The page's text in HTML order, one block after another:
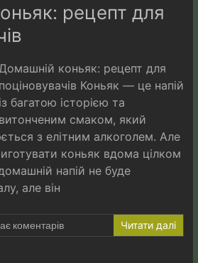
рецепт для
коньяк: рецепт для
поціновувачів Коньяк — це напій
із багатою історією та
витонченим смаком, який
з елітним алкоголем. Але
коньяк вдома цілком
напій не буде
але він
коментарів Читати далі